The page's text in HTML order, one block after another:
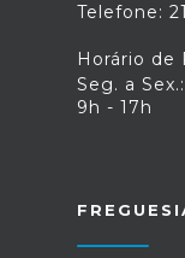
Telefone:
Horário de
Seg. a Sex.:
9h - 17h